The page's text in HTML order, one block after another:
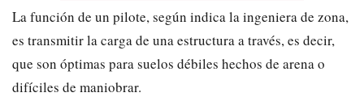
La función de un pilote, según indica la ingeniera de zona,
es transmitir la carga de una estructura a través, es decir,
que son óptimas para suelos débiles hechos de arena o
difíciles de maniobrar.